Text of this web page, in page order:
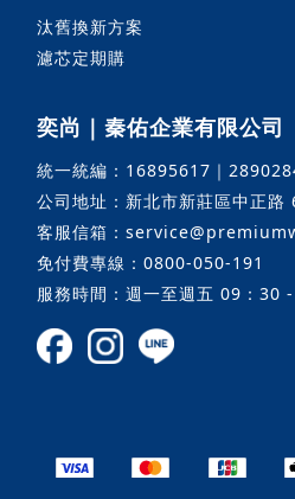
汰舊換新方案
濾芯定期購
奕尚｜秦佑企業有限公司
統一統編：16895617｜
公司地址：新北市新莊區中正
客服信箱：
免付費專線：0800-050-191
服務時間：週一至週五 09：30